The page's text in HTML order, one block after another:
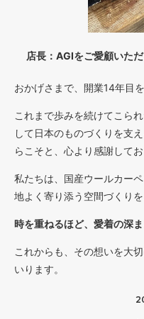
店長：AGIをご愛顧いた
おかげさまで、開業14年目
これまで歩みを続けてこら
して日本のものづくりを支
らこそと、心より感謝してお
私たちは、国産ウールカー
地よく寄り添う空間づくりを
時を重ねるほど、愛着の深ま
これからも、その想いを大
いります。